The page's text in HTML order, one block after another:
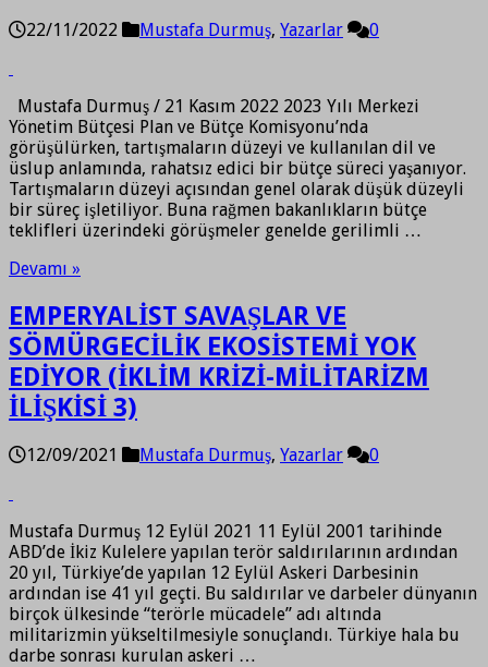
22/11/2022 Mustafa Durmuş, Yazarlar 0
Mustafa Durmuş / 21 Kasım 2022 2023 Yılı Merkezi
Yönetim Bütçesi Plan ve Bütçe Komisyonu’nda
görüşülürken, tartışmaların düzeyi ve kullanılan dil ve
üslup anlamında, rahatsız edici bir bütçe süreci yaşanıyor.
Tartışmaların düzeyi açısından genel olarak düşük düzeyli
bir süreç işletiliyor. Buna rağmen bakanlıkların bütçe
teklifleri üzerindeki görüşmeler genelde gerilimli …
Devamı »
EMPERYALİST SAVAŞLAR VE
SÖMÜRGECİLİK EKOSİSTEMİ YOK
EDİYOR (İKLİM KRİZİ-MİLİTARİZM
İLİŞKİSİ 3)
12/09/2021 Mustafa Durmuş, Yazarlar 0
Mustafa Durmuş 12 Eylül 2021 11 Eylül 2001 tarihinde
ABD’de İkiz Kulelere yapılan terör saldırılarının ardından
20 yıl, Türkiye’de yapılan 12 Eylül Askeri Darbesinin
ardından ise 41 yıl geçti. Bu saldırılar ve darbeler dünyanın
birçok ülkesinde “terörle mücadele” adı altında
militarizmin yükseltilmesiyle sonuçlandı. Türkiye hala bu
darbe sonrası kurulan askeri …